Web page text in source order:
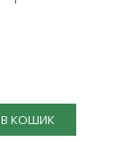
В КОШИК